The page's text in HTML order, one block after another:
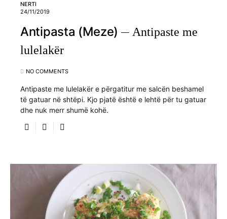
NERTI
24/11/2019
Antipasta (Meze)
Antipaste me
lulelakër
NO COMMENTS
Antipaste me lulelakër e përgatitur me salcën beshamel
të gatuar në shtëpi. Kjo pjatë është e lehtë për tu gatuar
dhe nuk merr shumë kohë.